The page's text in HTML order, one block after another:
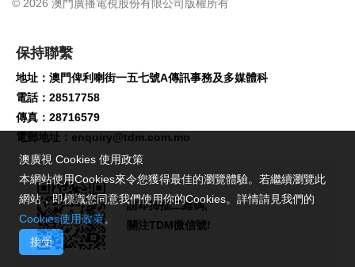
© 2026 澳門廣播電視股份有限公司版權所有
保持聯繫
地址：澳門俾利喇街一五七號A傳訊事務及多媒體科
電話：28517758
傳真：28716579
電郵地址： enquiry@tdm.com.mo
請即掃描二維碼,
關注TDM微信號!
澳廣視 Cookies 使用政策
本網站使用Cookies來令您獲得最佳的瀏覽體驗。若繼續瀏覽此
網站，即標識您同意我們使用你的Cookies。詳情請見我們的
Cookies使用政策。
接受